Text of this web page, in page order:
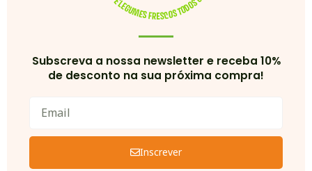
Subscreva a nossa newsletter e receba 10%
de desconto na sua próxima compra!
Inscrever